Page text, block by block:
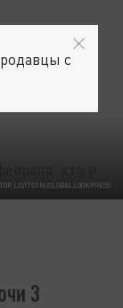
LISITSYN/GLOBALLOOKPRESS
3
с